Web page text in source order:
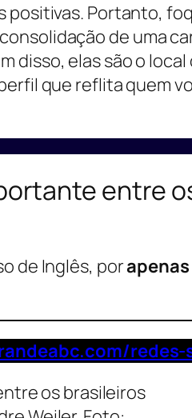
positivas. Portanto,
de uma
disso, elas são o
que reflita quem
entre
de Inglês, porapenas
redes-